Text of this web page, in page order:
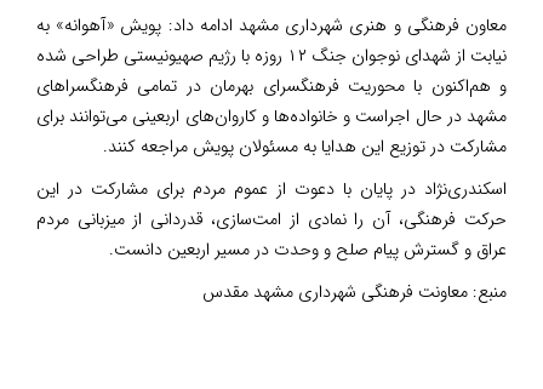
معاون فرهنگی و هنری شهرداری مشهد ادامه داد: پویش «آهوانه» به
نیابت از شهدای نوجوان جنگ ۱۲ روزه با رژیم صهیونیستی طراحی شده
و هم‌اکنون با محوریت فرهنگسرای بهرمان در تمامی فرهنگسراهای
مشهد در حال اجراست و خانواده‌ها و کاروان‌های اربعینی می‌توانند برای
مشارکت در توزیع این هدایا به مسئولان پویش مراجعه کنند.
اسکندری‌نژاد در پایان با دعوت از عموم مردم برای مشارکت در این
حرکت فرهنگی، آن را نمادی از امت‌سازی، قدردانی از میزبانی مردم
عراق و گسترش پیام صلح و وحدت در مسیر اربعین دانست.
منبع: معاونت فرهنگی شهرداری مشهد مقدس